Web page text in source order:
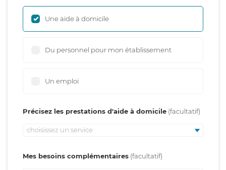
Une aide à domicile
Du personnel pour mon établissement
Un emploi
Précisez les prestations d'aide à domicile
choisissez un service
Mes besoins complémentaires